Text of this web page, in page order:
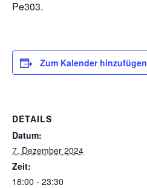
Pe303.
Zum Kalender hinzufügen
DETAILS
Datum:
7. Dezember 2024
Zeit:
18:00 - 23:30